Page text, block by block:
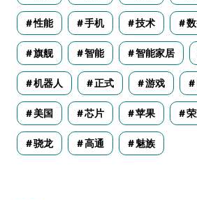
性能 手机 技术
旗舰 智能 智能家居
机器人 正式 游戏
美国 芯片 苹果
骁龙 高通 魅族